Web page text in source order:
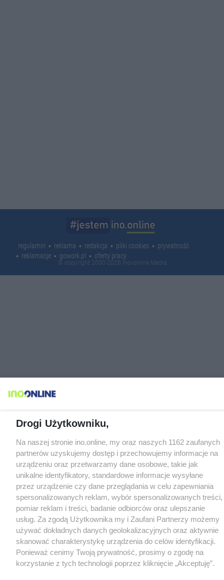
regulamin reklama redakcja pliki cookies
prywatność
reklamacje
gowork.pl oferty pracy
© copyright 2000-2026 Ino-online Media
Drogi Użytkowniku,
Na naszej stronie ino.online, my oraz naszych 1162 zaufanych
partnerów uzyskujemy dostęp i przechowujemy informacje na
urządzeniu oraz przetwarzamy dane osobowe, takie jak
unikalne identyfikatory, standardowe informacje wysyłane
przez urządzenie czy dane przeglądania w celu zapewniania
spersonalizowanych reklam, wybór spersonalizowanych treści,
pomiar reklam i treści, badanie odbiorców oraz ulepszanie
usług. Za zgodą Użytkownika my i Zaufani Partnerzy możemy
używać dokładnych danych geolokalizacyjnych oraz aktywnie
skanować charakterystykę urządzenia do celów identyfikacji.
Ponieważ cenimy Twoją prywatność, prosimy o zgodę na
korzystanie z tych technologii poprzez kliknięcie „Akceptuję”.